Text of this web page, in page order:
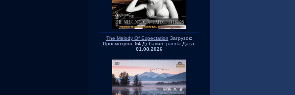
The Melody Of Expectation Загрузок:
Просмотров: 54Добавил: panda Дата:
01.08.2026